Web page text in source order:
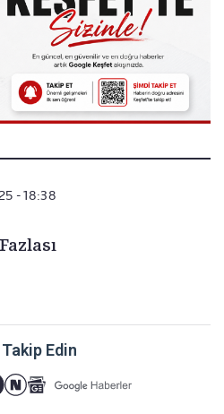
- 18:38
Edin